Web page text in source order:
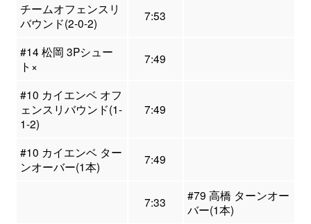
チームオフェンスリ
バウンド(2-0-2)
7:53
#14 松岡 3Pシュー
ト×
7:49
#10 カイエンベ オフ
ェンスリバウンド(1-
1-2)
7:49
#10 カイエンベ ター
ンオーバー(1本)
7:49
7:33
#79 高橋 ターンオー
バー(1本)